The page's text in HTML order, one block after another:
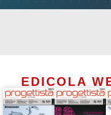
EDICOLA